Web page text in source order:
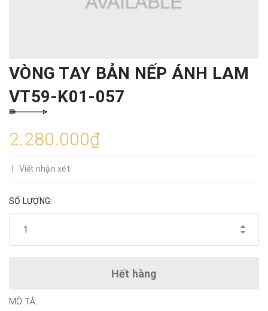
VÒNG TAY BẢN NẾP ÁNH LAM
VT59-K01-057
2.280.000₫
Viết nhận xét
SỐ LƯỢNG:
Hết hàng
MÔ TẢ: